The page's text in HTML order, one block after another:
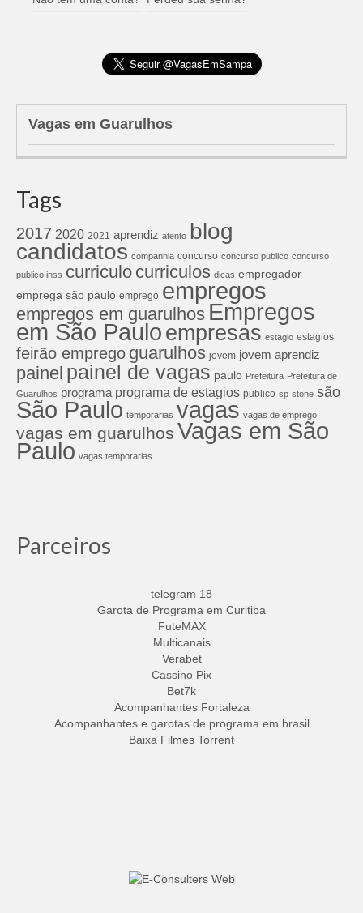
Vagas em Guarulhos
Tags
2017 2020 2021 aprendiz atento blog
candidatos companhia concurso concurso publico concurso
publico inss curriculo curriculos dicas empregador
emprega são paulo emprego empregos
empregos em guarulhos Empregos
em São Pauloempresas estagio estagios
feirão emprego guarulhos jovem jovem aprendiz
painel painel de vagas paulo Prefeitura Prefeitura de
Guarulhos programa programa de estagios publico sp stone são
São Paulo temporarias vagas vagas de emprego
vagas em guarulhos Vagas em São
Paulo vagas temporarias
Parceiros
telegram 18
Garota de Programa em Curitiba
FuteMAX
Multicanais
Verabet
Cassino Pix
Bet7k
Acompanhantes Fortaleza
Acompanhantes e garotas de programa em brasil
Baixa Filmes Torrent